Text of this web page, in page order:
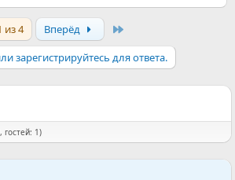
из 4 Вперёд
зарегистрируйтесь для ответа.
гостей: 1)